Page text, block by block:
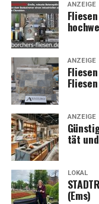
ANZEIGE
ANZEIGE
ANZEIGE
tät
LOKAL
(Ems)